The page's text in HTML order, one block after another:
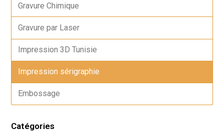
Gravure Chimique
Gravure par Laser
Impression 3D Tunisie
Impression sérigraphie
Embossage
Catégories